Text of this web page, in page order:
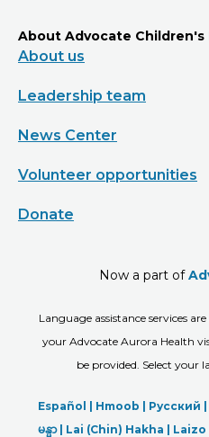
About Advocate Children's
About us
Leadership team
News Center
Volunteer opportunities
Donate
Now a part of
Language assistance services
your Advocate Aurora Health
be provided. Select your
Español | Hmoob Русский
မန္မာ| Lai (Chin) Hakha | Laizo